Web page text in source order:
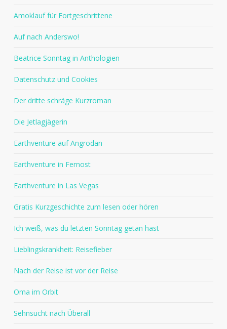
Amoklauf für Fortgeschrittene
Auf nach Anderswo!
Beatrice Sonntag in Anthologien
Datenschutz und Cookies
Der dritte schräge Kurzroman
Die Jetlagjägerin
Earthventure auf Angrodan
Earthventure in Fernost
Earthventure in Las Vegas
Gratis Kurzgeschichte zum lesen oder hören
Ich weiß, was du letzten Sonntag getan hast
Lieblingskrankheit: Reisefieber
Nach der Reise ist vor der Reise
Oma im Orbit
Sehnsucht nach Überall